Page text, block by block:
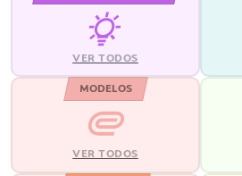
VER TODOS
MODELOS
VER TODOS